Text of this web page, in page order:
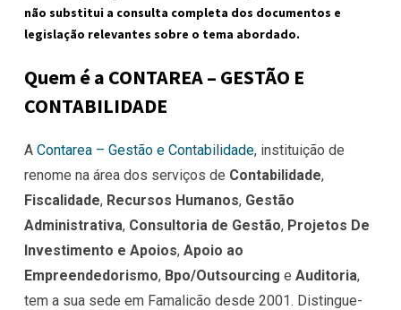
não substitui a consulta completa dos documentos e
legislação relevantes sobre o tema abordado.
Quem é a CONTAREA – GESTÃO E
CONTABILIDADE
A Contarea – Gestão e Contabilidade, instituição de
renome na área dos serviços de Contabilidade,
Fiscalidade, Recursos Humanos, Gestão
Administrativa, Consultoria de Gestão, Projetos De
Investimento e Apoios, Apoio ao
Empreendedorismo, Bpo/Outsourcing e Auditoria,
tem a sua sede em Famalicão desde 2001. Distingue-